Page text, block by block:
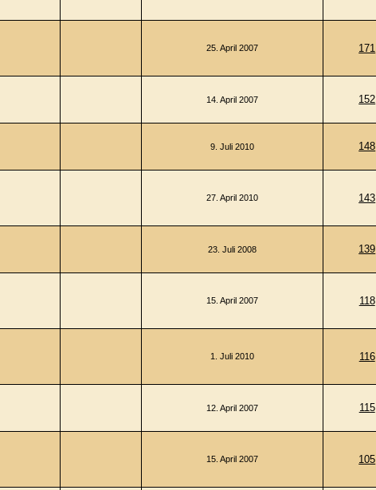
25. April 2007 171
14. April 2007 152
9. Juli 2010 148
27. April 2010 143
23. Juli 2008 139
15. April 2007 118
1. Juli 2010 116
12. April 2007 115
15. April 2007 105